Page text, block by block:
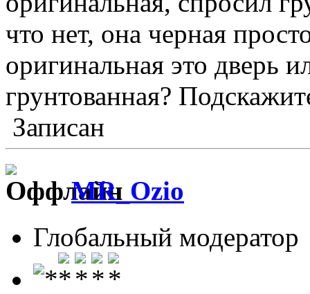
что нет, она черная
оригинальная это дверь
грунтованная?
Записан
MR_Ozio
Глобальный модератор